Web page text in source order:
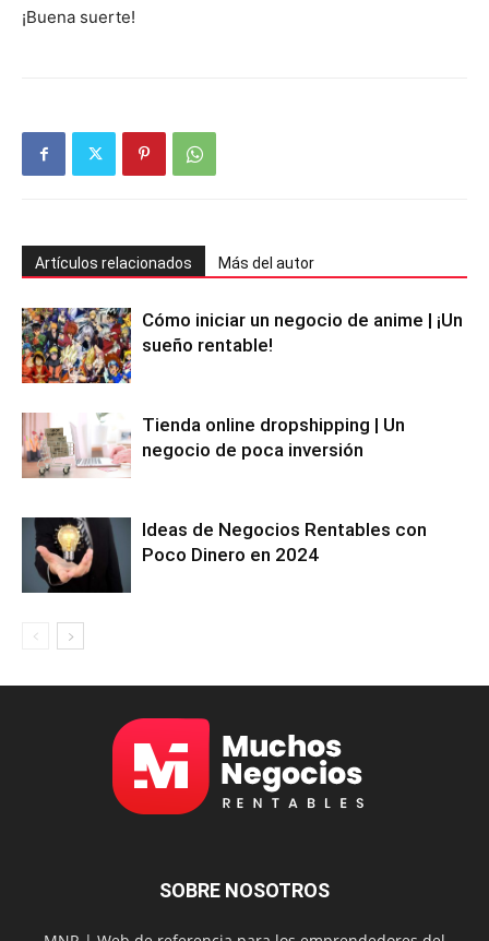
¡Buena suerte!
Artículos relacionados Más del autor
Cómo iniciar un negocio de anime | ¡Un
sueño rentable!
Tienda online dropshipping | Un
negocio de poca inversión
Ideas de Negocios Rentables con
Poco Dinero en 2024
SOBRE NOSOTROS